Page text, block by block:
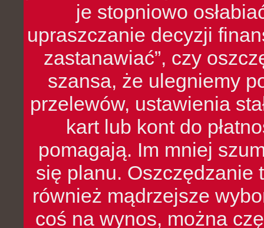
je stopniowo
upraszczanie decyzji
zastanawiać”, czy
szansa, że ulegniemy
przelewów, ustawienia
kart lub kont do
pomagają. Im mniej
się planu. Oszczędzanie
również mądrzejsze
coś na wynos, można